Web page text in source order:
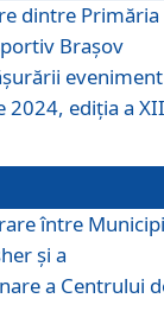
dintre Primăria
Brașov
2024, ediția a
între
și a
a Centrului